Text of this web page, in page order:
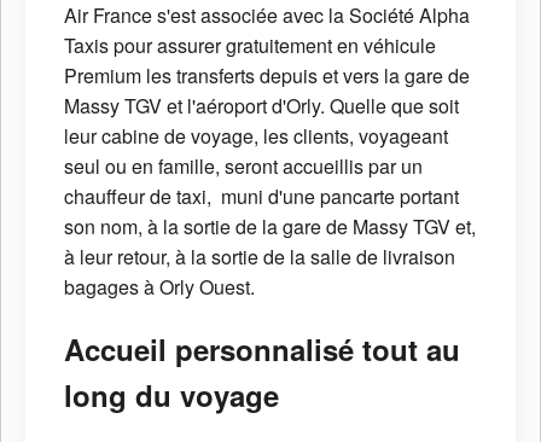
Air France s'est associée avec la Société Alpha
Taxis pour assurer gratuitement en véhicule
Premium les transferts depuis et vers la gare de
Massy TGV et l'aéroport d'Orly. Quelle que soit
leur cabine de voyage, les clients, voyageant
seul ou en famille, seront accueillis par un
chauffeur de taxi, muni d'une pancarte portant
son nom, à la sortie de la gare de Massy TGV et,
à leur retour, à la sortie de la salle de livraison
bagages à Orly Ouest.
Accueil personnalisé tout au
long du voyage